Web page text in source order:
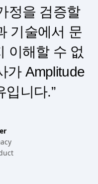
정을 검증할
기술에서 문
이해할 수 없
가 Amplitude
입니다.”